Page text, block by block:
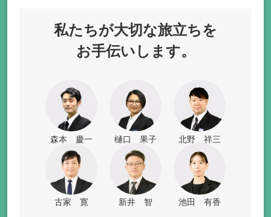
私たちが大切な旅立ちを
お手伝いします。
森本 慶一 樋口 果子 北野 祥三
古家 寛 新井 智 池田 有香